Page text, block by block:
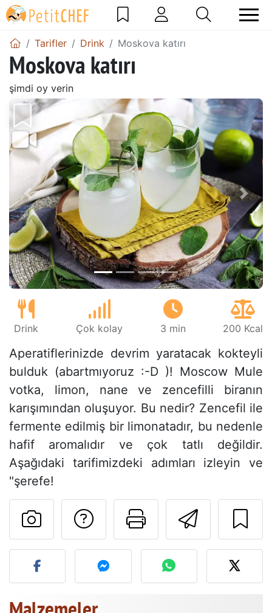
Tarifler Drink Moskova katırı
Moskova katırı
şimdi oy verin
Önceki
Drink Çok kolay 3 min 200 Kcal
Aperatiflerinizde devrim yaratacak kokteyli
bulduk (abartmıyoruz :-D )! Moscow Mule
votka, limon, nane ve zencefilli biranın
karışımından oluşuyor. Bu nedir? Zencefil ile
fermente edilmiş bir limonatadır, bu nedenle
hafif aromalıdır ve çok tatlı değildir.
Aşağıdaki tarifimizdeki adımları izleyin ve
"şerefe!
Bu sayfayı
Tarif sahibine bir
Bu tarifin fotoğrafını